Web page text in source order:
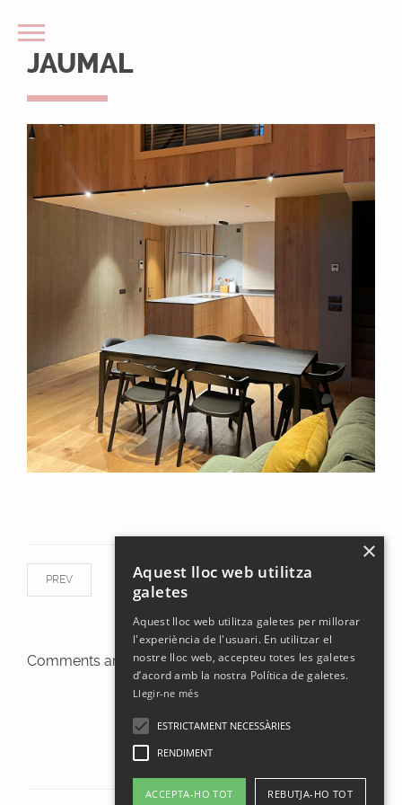
JAUMAL
PREV
Comments are closed.
×
Aquest lloc web utilitza
galetes
Aquest lloc web utilitza galetes per millorar
l'experiència de l'usuari. En utilitzar el
nostre lloc web, accepteu totes les galetes
d’acord amb la nostra Política de galetes.
Llegir-ne més
ESTRICTAMENT NECESSÀRIES
RENDIMENT
ACCEPTA-HO TOT REBUTJA-HO TOT